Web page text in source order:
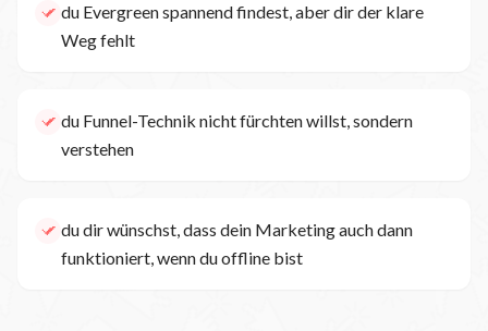
du Evergreen spannend findest, aber dir der klare
Weg fehlt
du Funnel-Technik nicht fürchten willst, sondern
verstehen
du dir wünschst, dass dein Marketing auch dann
funktioniert, wenn du offline bist